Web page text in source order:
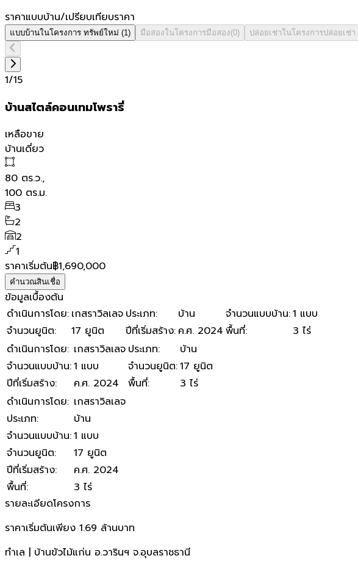
ราคาแบบบ้าน/เปรียบเทียบราคา
แบบบ้านในโครงการ ทรัพย์ใหม่ (1 ) มือสองในโครงการมือสอง(0) ปล่อยเช่าในโครงการปล่อยเช่า
1/15
บ้านสไตล์คอนเทมโพรารี่
เหลือขาย
บ้านเดี่ยว
80 ตร.ว.,
100 ตร.ม.
3
2
2
1
ราคาเริ่มต้น฿1,690,000
คำนวณสินเชื่อ
ข้อมูลเบื้องต้น
ดำเนินการโดย: เกสราวิลเลจ ประเภท: บ้าน จำนวนแบบบ้าน:1 แบบ
จำนวนยูนิต: 17 ยูนิต ปีที่เริ่มสร้าง: ค.ศ. 2024 พื้นที่:
3 ไร่
ดำเนินการโดย: เกสราวิลเลจ ประเภท:
บ้าน
จำนวนแบบบ้าน:1 แบบ จำนวนยูนิต:17 ยูนิต
ปีที่เริ่มสร้าง: ค.ศ. 2024 พื้นที่:
3 ไร่
ดำเนินการโดย: เกสราวิลเลจ
ประเภท:
บ้าน
จำนวนแบบบ้าน:1 แบบ
จำนวนยูนิต:
17 ยูนิต
ปีที่เริ่มสร้าง:
ค.ศ. 2024
พื้นที่:
3 ไร่
รายละเอียดโครงการ
ราคาเริ่มต้นเพียง​ 1.69​ ล้านบาท
ทำเล | บ้านขัวไม้แก่น อ.วารินฯ​ จ.อ​ุบลราชธานี​